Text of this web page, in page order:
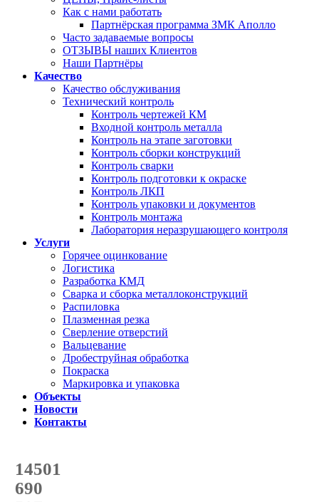
Как с нами работать
Партнёрская программа ЗМК Аполло
Часто задаваемые вопросы
ОТЗЫВЫ наших Клиентов
Наши Партнёры
Качество
Качество обслуживания
Технический контроль
Контроль чертежей КМ
Входной контроль металла
Контроль на этапе заготовки
Контроль сборки конструкций
Контроль сварки
Контроль подготовки к окраске
Контроль ЛКП
Контроль упаковки и документов
Контроль монтажа
Лаборатория неразрушающего контроля
Услуги
Горячее оцинкование
Логистика
Разработка КМД
Сварка и сборка металлоконструкций
Распиловка
Плазменная резка
Сверление отверстий
Вальцевание
Дробеструйная обработка
Покраска
Маркировка и упаковка
Объекты
Новости
Контакты
14501
с начала года
690
с начала месяца